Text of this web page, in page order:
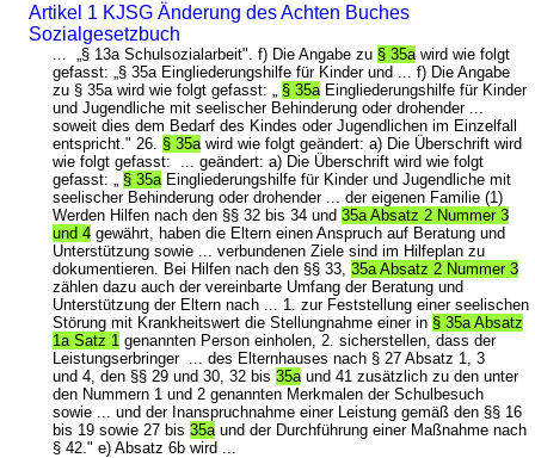
Artikel 1 KJSG Änderung des Achten Buches
Sozialgesetzbuch
... „§ 13a Schulsozialarbeit". f) Die Angabe zu § 35a wird wie folgt
gefasst: „§ 35a Eingliederungshilfe für Kinder und ... f) Die Angabe
zu § 35a wird wie folgt gefasst: „ § 35a Eingliederungshilfe für Kinder
und Jugendliche mit seelischer Behinderung oder drohender ...
soweit dies dem Bedarf des Kindes oder Jugendlichen im Einzelfall
entspricht." 26. § 35a wird wie folgt geändert: a) Die Überschrift wird
wie folgt gefasst: ... geändert: a) Die Überschrift wird wie folgt
gefasst: „ § 35a Eingliederungshilfe für Kinder und Jugendliche mit
seelischer Behinderung oder drohender ... der eigenen Familie (1)
Werden Hilfen nach den §§ 32 bis 34 und35a Absatz 2 Nummer 3
und 4 gewährt, haben die Eltern einen Anspruch auf Beratung und
Unterstützung sowie ... verbundenen Ziele sind im Hilfeplan zu
dokumentieren. Bei Hilfen nach den §§ 33,35a Absatz 2 Nummer 3
zählen dazu auch der vereinbarte Umfang der Beratung und
Unterstützung der Eltern nach ... 1. zur Feststellung einer seelischen
Störung mit Krankheitswert die Stellungnahme einer in § 35a Absatz
1a Satz 1 genannten Person einholen, 2. sicherstellen, dass der
Leistungserbringer ... des Elternhauses nach § 27 Absatz 1, 3
und 4, den §§ 29 und 30, 32 bis35a und 41 zusätzlich zu den unter
den Nummern 1 und 2 genannten Merkmalen der Schulbesuch
sowie ... und der Inanspruchnahme einer Leistung gemäß den §§ 16
bis 19 sowie 27 bis35a und der Durchführung einer Maßnahme nach
§ 42." e) Absatz 6b wird ...